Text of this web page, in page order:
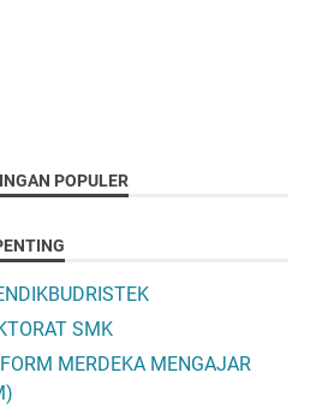
POPULER
SMK
MERDEKA MENGAJAR